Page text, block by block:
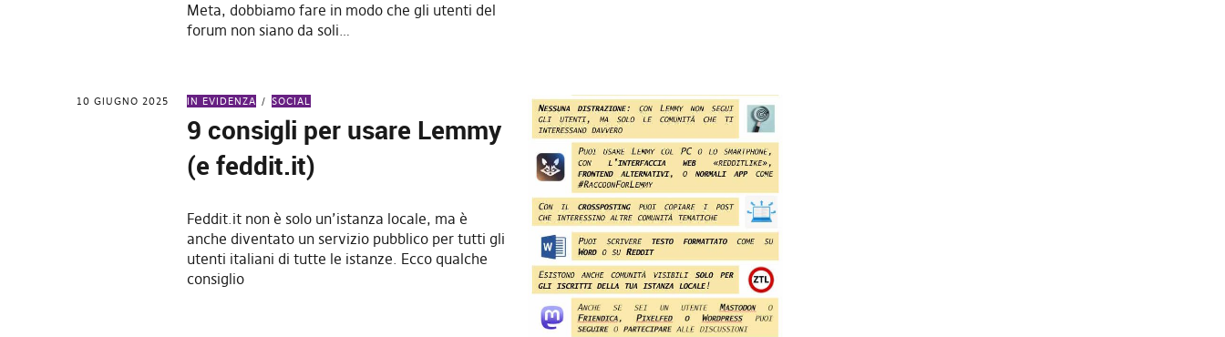
Meta, dobbiamo fare in modo che gli utenti del
forum non siano da soli…
10 GIUGNO 2025 IN EVIDENZA SOCIAL
9 consigli per usare Lemmy
(e feddit.it)
Feddit.it non è solo un’istanza locale, ma è
anche diventato un servizio pubblico per tutti gli
utenti italiani di tutte le istanze. Ecco qualche
consiglio